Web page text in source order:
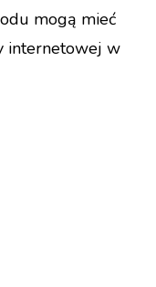
mogą mieć
internetowej w